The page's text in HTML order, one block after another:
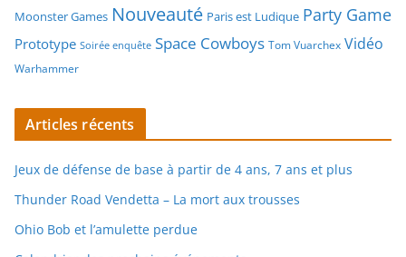
Moonster Games Nouveauté Paris est Ludique Party Game
Prototype Soirée enquête Space Cowboys Tom Vuarchex Vidéo
Warhammer
Articles récents
Jeux de défense de base à partir de 4 ans, 7 ans et plus
Thunder Road Vendetta – La mort aux trousses
Ohio Bob et l’amulette perdue